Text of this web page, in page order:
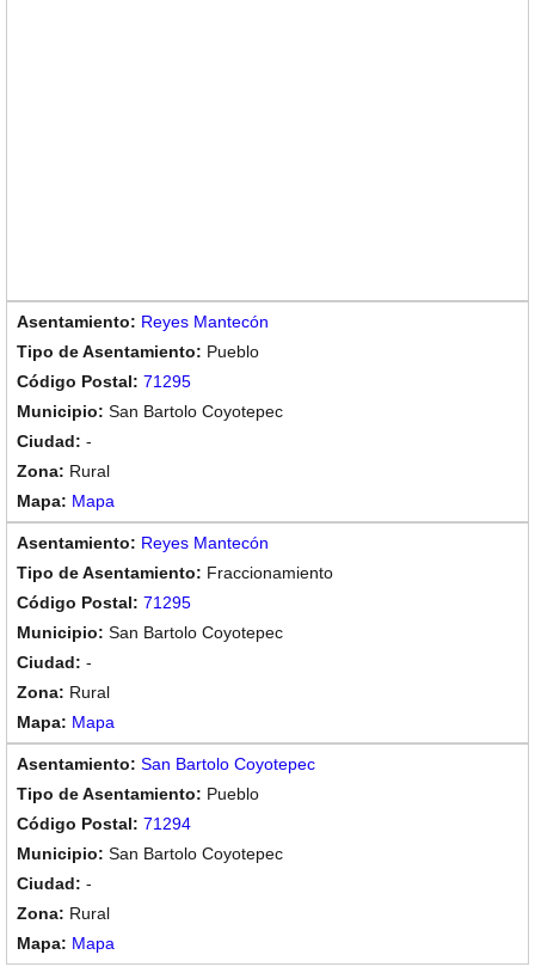
Reyes Mantecón
Pueblo
71295
San Bartolo Coyotepec
-
Rural
Mapa
Reyes Mantecón
Fraccionamiento
71295
San Bartolo Coyotepec
-
Rural
Mapa
San Bartolo Coyotepec
Pueblo
71294
San Bartolo Coyotepec
-
Rural
Mapa